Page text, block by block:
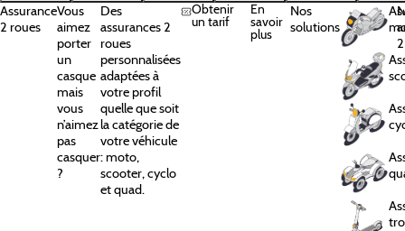
Assurance
2 roues
Vous
aimez
porter
un
casque
mais
vous
n’aimez
pas
casquer
?
Des
assurances 2
roues
personnalisées
adaptées à
votre profil
quelle que soit
la catégorie de
votre véhicule
: moto,
scooter, cyclo
et quad.
Obtenir
un tarif
En
savoir
plus
Nos
solutions